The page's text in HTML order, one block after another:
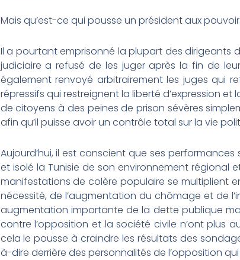
Mais qu’est-ce qui pousse un président aux
Il a pourtant emprisonné la plupart des dirigeants
judiciaire a refusé de les juger après la fin de
également renvoyé arbitrairement les juges qui
répressifs qui restreignent la liberté d’expression
de citoyens à des peines de prison sévères
afin qu’il puisse avoir un contrôle total sur la vie
Aujourd’hui, il est conscient que ses
et isolé la Tunisie de son environnement régional
manifestations de colère populaire se multiplient
nécessité, de l’augmentation du chômage et de
augmentation importante de la dette publique
contre l’opposition et la société civile n’ont plus
cela le pousse à craindre les résultats des
à-dire derrière des personnalités de l’opposition